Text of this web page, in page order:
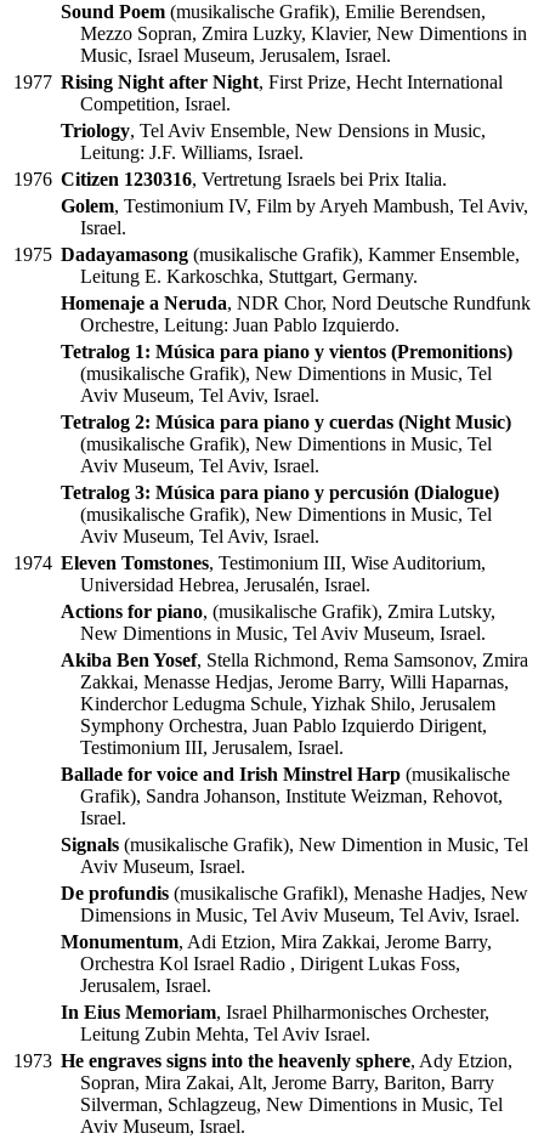
Sound Poem (musikalische Grafik), Emilie Berendsen,
Mezzo Sopran, Zmira Luzky, Klavier, New Dimentions in
Music, Israel Museum, Jerusalem, Israel.
1977 Rising Night after Night, First Prize, Hecht International
Competition, Israel.
Triology, Tel Aviv Ensemble, New Densions in Music,
Leitung: J.F. Williams, Israel.
1976 Citizen 1230316, Vertretung Israels bei Prix Italia.
Golem, Testimonium IV, Film by Aryeh Mambush, Tel Aviv,
Israel.
1975 Dadayamasong (musikalische Grafik), Kammer Ensemble,
Leitung E. Karkoschka, Stuttgart, Germany.
Homenaje a Neruda, NDR Chor, Nord Deutsche Rundfunk
Orchestre, Leitung: Juan Pablo Izquierdo.
Tetralog 1: Música para piano y vientos (Premonitions)
(musikalische Grafik), New Dimentions in Music, Tel
Aviv Museum, Tel Aviv, Israel.
Tetralog 2: Música para piano y cuerdas (Night Music)
(musikalische Grafik), New Dimentions in Music, Tel
Aviv Museum, Tel Aviv, Israel.
Tetralog 3: Música para piano y percusión (Dialogue)
(musikalische Grafik), New Dimentions in Music, Tel
Aviv Museum, Tel Aviv, Israel.
1974 Eleven Tomstones, Testimonium III, Wise Auditorium,
Universidad Hebrea, Jerusalén, Israel.
Actions for piano, (musikalische Grafik), Zmira Lutsky,
New Dimentions in Music, Tel Aviv Museum, Israel.
Akiba Ben Yosef, Stella Richmond, Rema Samsonov, Zmira
Zakkai, Menasse Hedjas, Jerome Barry, Willi Haparnas,
Kinderchor Ledugma Schule, Yizhak Shilo, Jerusalem
Symphony Orchestra, Juan Pablo Izquierdo Dirigent,
Testimonium III, Jerusalem, Israel.
Ballade for voice and Irish Minstrel Harp (musikalische
Grafik), Sandra Johanson, Institute Weizman, Rehovot,
Israel.
Signals (musikalische Grafik), New Dimention in Music, Tel
Aviv Museum, Israel.
De profundis (musikalische Grafikl), Menashe Hadjes, New
Dimensions in Music, Tel Aviv Museum, Tel Aviv, Israel.
Monumentum, Adi Etzion, Mira Zakkai, Jerome Barry,
Orchestra Kol Israel Radio , Dirigent Lukas Foss,
Jerusalem, Israel.
In Eius Memoriam, Israel Philharmonisches Orchester,
Leitung Zubin Mehta, Tel Aviv Israel.
1973 He engraves signs into the heavenly sphere, Ady Etzion,
Sopran, Mira Zakai, Alt, Jerome Barry, Bariton, Barry
Silverman, Schlagzeug, New Dimentions in Music, Tel
Aviv Museum, Israel.